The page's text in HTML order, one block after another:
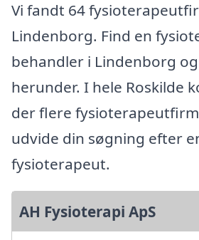
Vi fandt 64
Lindenborg. Find en
behandler i Lindenborg
herunder. I hele Roskilde
der flere
udvide din søgning efter
fysioterapeut.
AH Fysioterapi ApS